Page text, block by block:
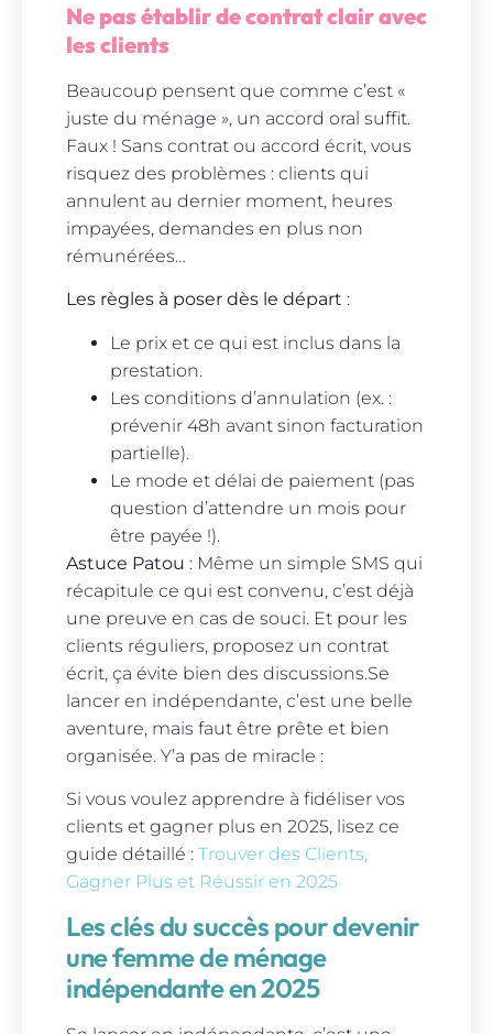
Ne pas établir de contrat clair avec
les clients
Beaucoup pensent que comme c’est «
juste du ménage », un accord oral suffit.
Faux ! Sans contrat ou accord écrit, vous
risquez des problèmes : clients qui
annulent au dernier moment, heures
impayées, demandes en plus non
rémunérées…
Les règles à poser dès le départ :
Le prix et ce qui est inclus dans la
prestation.
Les conditions d’annulation (ex. :
prévenir 48h avant sinon facturation
partielle).
Le mode et délai de paiement (pas
question d’attendre un mois pour
être payée !).
Astuce Patou : Même un simple SMS qui
récapitule ce qui est convenu, c’est déjà
une preuve en cas de souci. Et pour les
clients réguliers, proposez un contrat
écrit, ça évite bien des discussions.Se
lancer en indépendante, c’est une belle
aventure, mais faut être prête et bien
organisée. Y’a pas de miracle :
Si vous voulez apprendre à fidéliser vos
clients et gagner plus en 2025, lisez ce
guide détaillé : Trouver des Clients,
Gagner Plus et Réussir en 2025
Les clés du succès pour devenir
une femme de ménage
indépendante en 2025